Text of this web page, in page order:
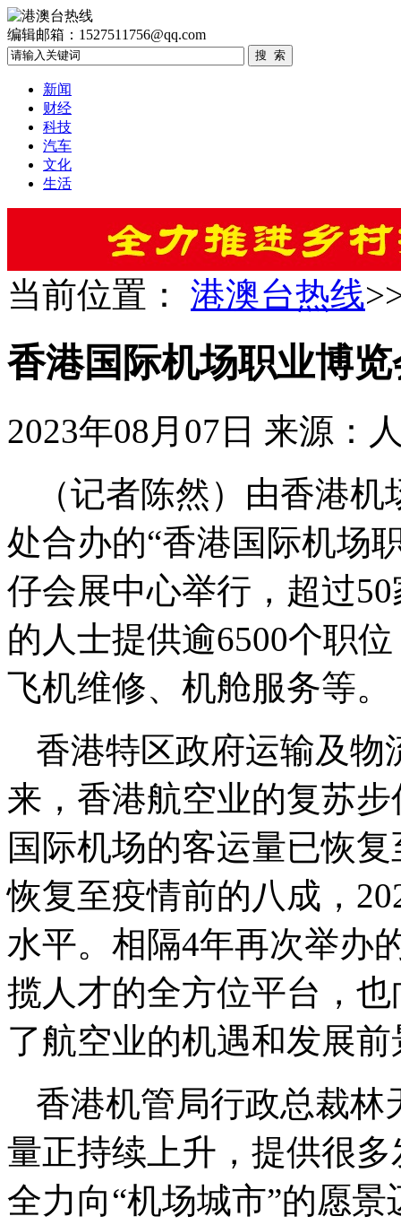
编辑邮箱：1527511756@qq.com
新闻
财经
科技
汽车
文化
生活
当前位置： 港澳台热线
香港国际机场职业博
2023年08月07日 来源：
（记者陈然）由香港
处合办的“香港国际机场
仔会展中心举行，超过
的人士提供逾6500个职
飞机维修、机舱服务等。
香港特区政府运输及物
来，香港航空业的复苏
国际机场的客运量已恢
恢复至疫情前的八成，
水平。相隔4年再次举办
揽人才的全方位平台，
了航空业的机遇和发展前
香港机管局行政总裁林
量正持续上升，提供很
全力向“机场城市”的愿